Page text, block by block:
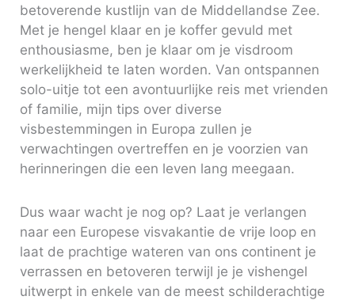
betoverende kustlijn van de Middellandse Zee.
Met je hengel klaar en je koffer gevuld met
enthousiasme, ben je klaar om je visdroom
werkelijkheid te laten worden. Van ontspannen
solo-uitje tot een avontuurlijke reis met vrienden
of familie, mijn tips over diverse
visbestemmingen in Europa zullen je
verwachtingen overtreffen en je voorzien van
herinneringen die een leven lang meegaan.
Dus waar wacht je nog op? Laat je verlangen
naar een Europese visvakantie de vrije loop en
laat de prachtige wateren van ons continent je
verrassen en betoveren terwijl je je vishengel
uitwerpt in enkele van de meest schilderachtige